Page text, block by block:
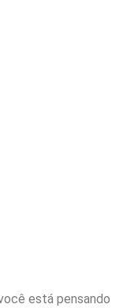
está pensando